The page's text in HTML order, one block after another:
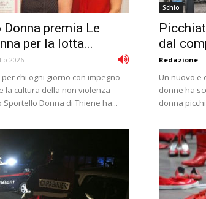
premia Le
per la lotta...
2026
chi ogni giorno con impegno
la cultura della non violenza
Sportello Donna di Thiene ha...
Schio
dal
Redazione -
Un nuovo e
donne ha
donna